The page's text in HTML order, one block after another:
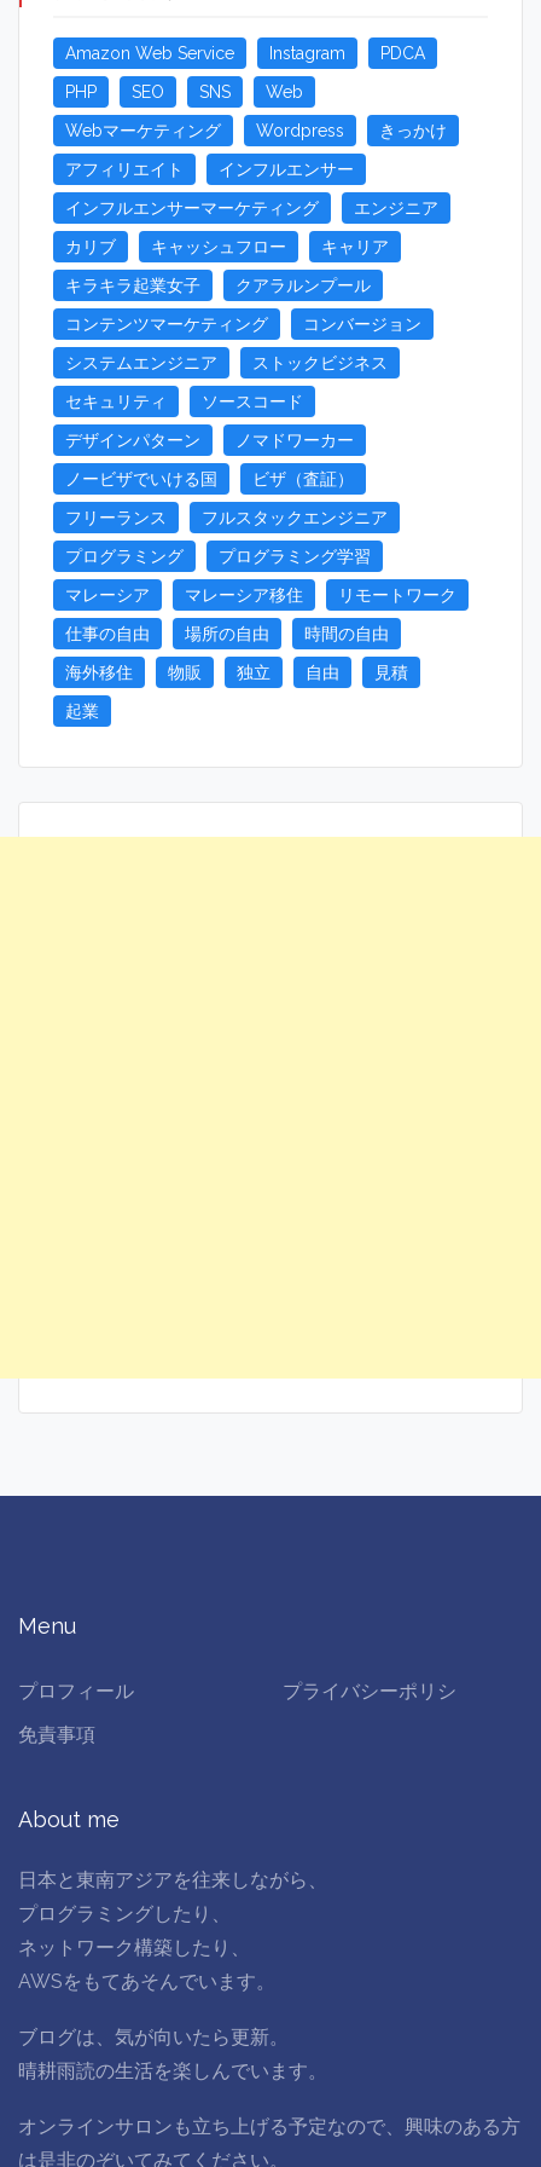
Amazon Web Service Instagram
PDCA
PHP
SEO SNS
Web
Webマーケティング
Wordpress
きっかけ
アフィリエイト
インフルエンサー
インフルエンサーマーケティング
エンジニア
カリブ
キャッシュフロー
キャリア
キラキラ起業女子
クアラルンプール
コンテンツマーケティング
コンバージョン
システムエンジニア
ストックビジネス
セキュリティ
ソースコード
デザインパターン
ノマドワーカー
ノービザでいける国
ビザ（査証）
フリーランス
フルスタックエンジニア
プログラミング
プログラミング学習
マレーシア
マレーシア移住
リモートワーク
仕事の自由
場所の自由
時間の自由
海外移住
物販 独立 自由
見積
起業
Menu
プロフィール
プライバシーポリシ
免責事項
About me
日本と東南アジアを往来しながら、
プログラミングしたり、
ネットワーク構築したり、
AWSをもてあそんでいます。
ブログは、気が向いたら更新。
晴耕雨読の生活を楽しんでいます。
オンラインサロンも立ち上げる予定なので、興味のある方
は是非のぞいてみてください。